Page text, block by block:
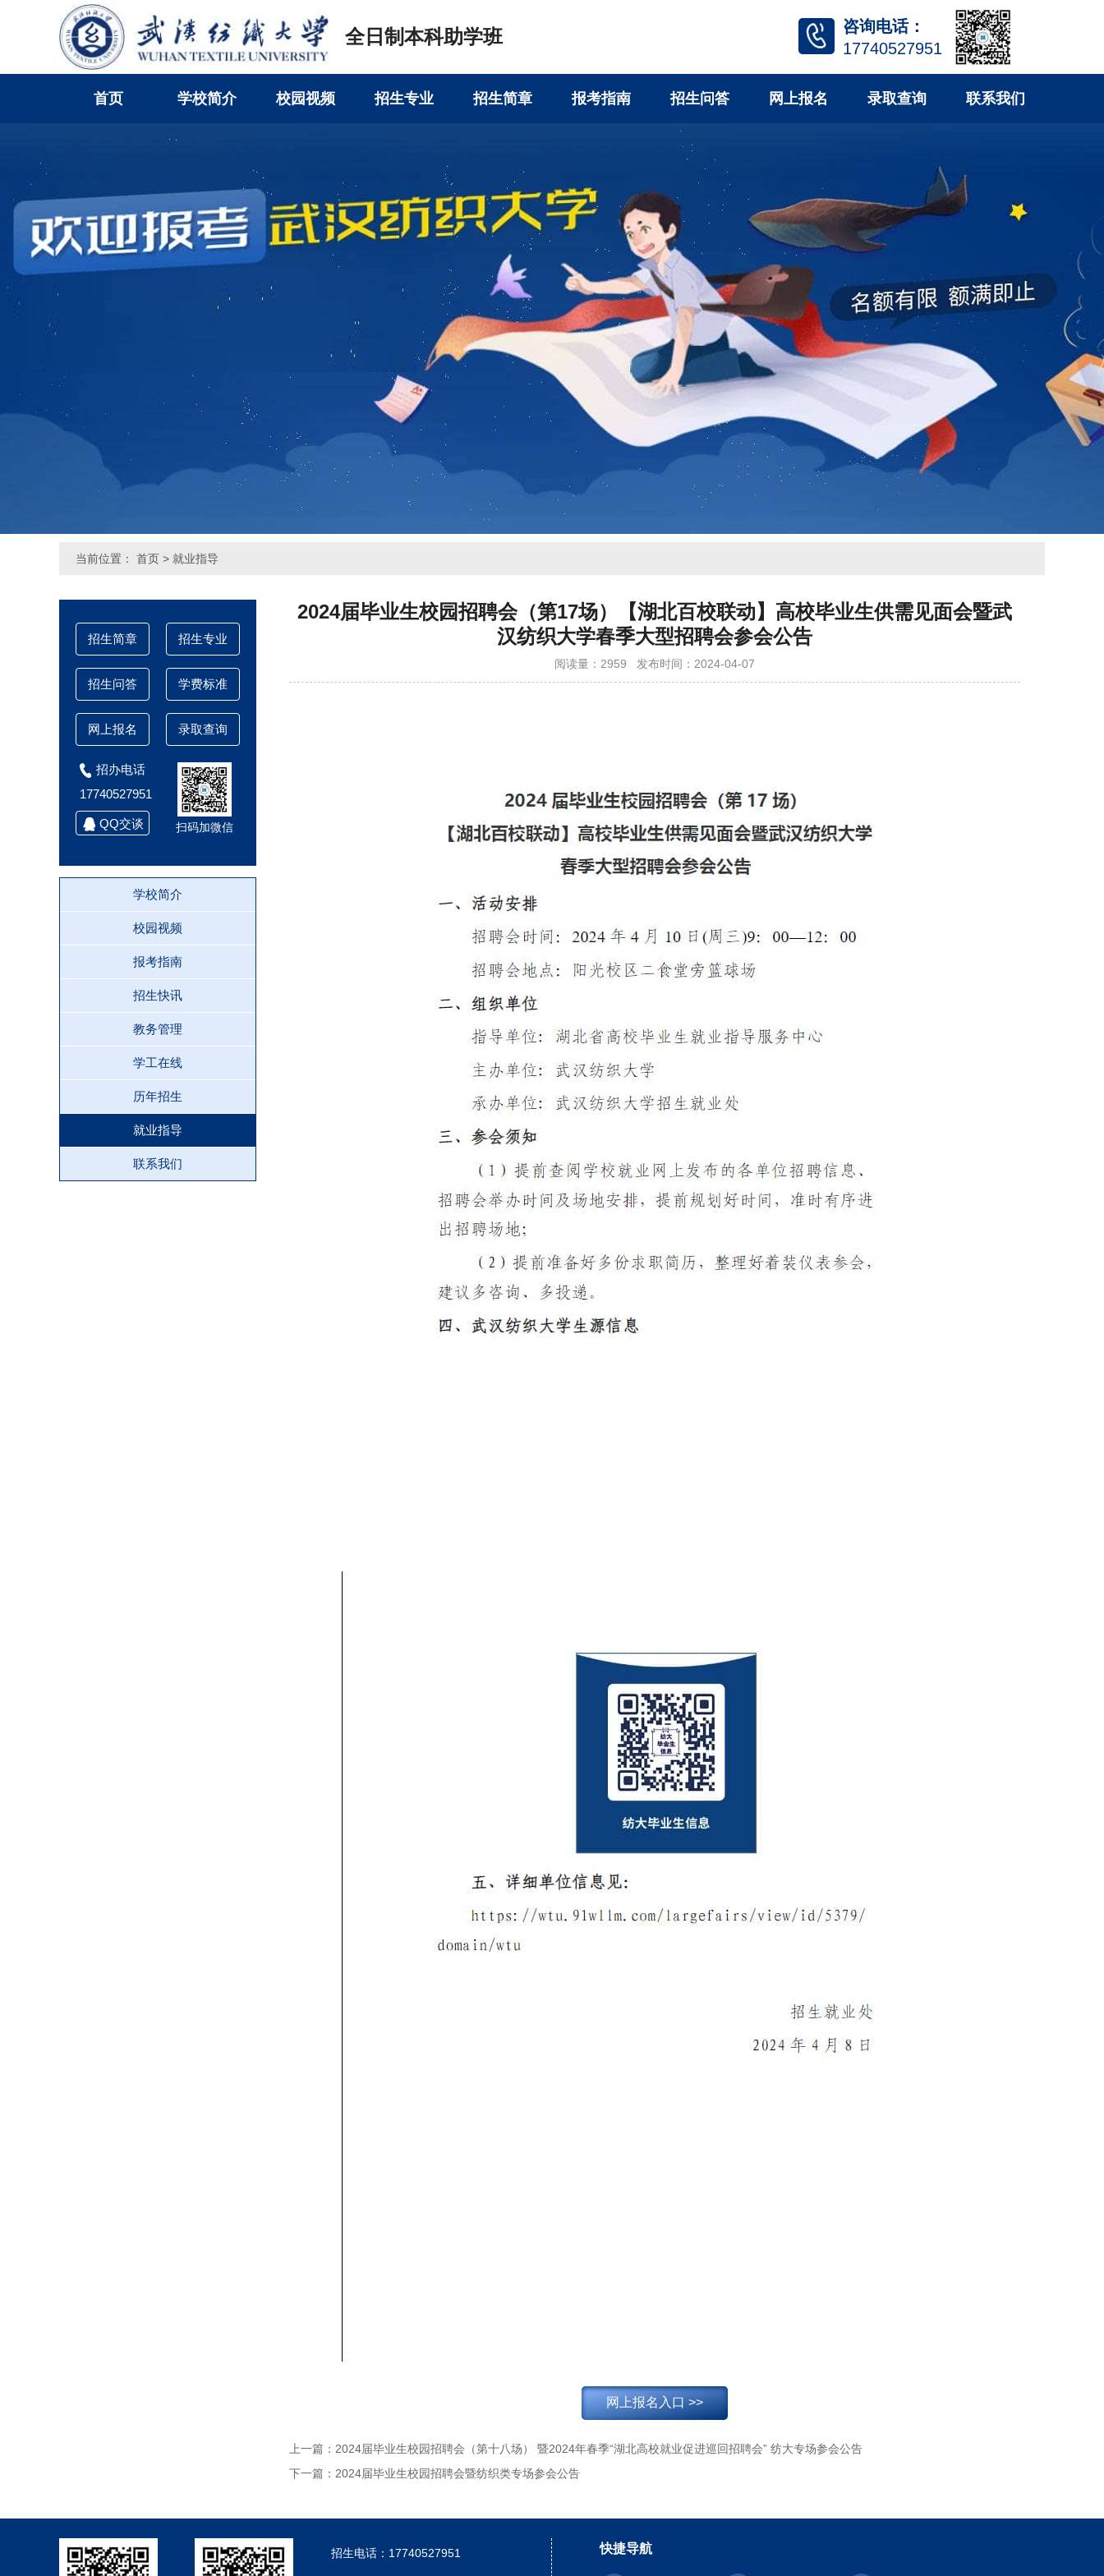
全日制本科助学班
咨询电话：
17740527951
首页 学校简介 校园视频 招生专业 招生简章 报考指南 招生问答 网上报名 录取查询 联系我们
当前位置： 首页 > 就业指导
招生简章 招生专业
招生问答 学费标准
网上报名 录取查询
招办电话
17740527951
QQ交谈 扫码加微信
学校简介
校园视频
报考指南
招生快讯
教务管理
学工在线
历年招生
就业指导
联系我们
2024届毕业生校园招聘会（第17场）【湖北百校联动】高校毕业生供需见面会暨武
汉纺织大学春季大型招聘会参会公告
阅读量：2959 发布时间：2024-04-07
网上报名入口 >>
上一篇： 2024届毕业生校园招聘会（第十八场） 暨2024年春季“湖北高校就业促进巡回招聘会” 纺大专场参会公告
下一篇： 2024届毕业生校园招聘会暨纺织类专场参会公告
招生电话：17740527951 快捷导航